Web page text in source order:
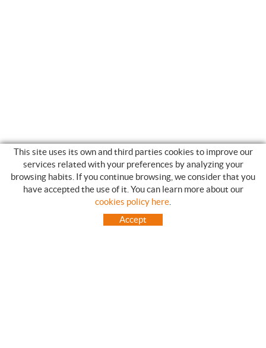
SHOPPING GUIDE
HOW TO USE OUR ON-LINE STORE
FREQUENT QUESTIONS
This site uses its own and third parties cookies to improve our
services related with your preferences by analyzing your
browsing habits. If you continue browsing, we consider that you
have accepted the use of it. You can learn more about our
cookies policy here
Accept